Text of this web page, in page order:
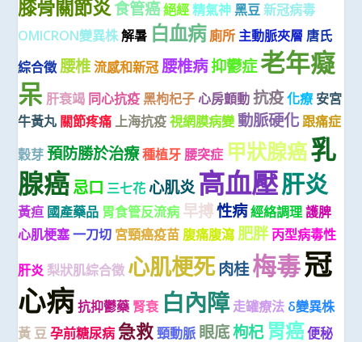
膝骨關節炎食管癌絕經 精氣神 黑豆 新冠病毒
OMICRON變異株解暑 白血病 廁所 主動脈夾層 唐氏
綜合徵腰椎流感和新冠 腰椎病抑鬱症老年癡
呆 肝衰竭 同心抗疫 黑枸杞子 心房顫動 抗疫化療 安宮
牛黃丸 關節疼痛 上海抗疫 視網膜病變 動脈硬化 跟痛症
穀芽 預防勝於治療種植牙 腰突症 甲狀腺癌乳
腺癌忌口 三七花 心肌炎 高血壓肝炎
黃疸 國產藥品 胃食管反流病 早搏性病經絡調理 護脾
心肌梗塞 一刀切 宮頸癌疫苗 腹痛腹瀉 肥胖 丙型病毒性
肝炎 梨狀肌綜合徵 心肌梗死肉桂梅毒冠
心病 抗抑鬱藥 腎衰 白內障 走罐療法 δ變異株
黃 豆 孕前糖尿病 急救 頸動脈 眼底枸杞 胃癌便秘